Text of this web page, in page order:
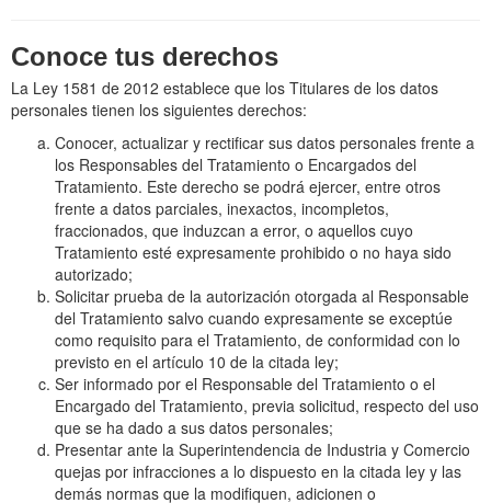
Conoce tus derechos
La Ley 1581 de 2012 establece que los Titulares de los datos
personales tienen los siguientes derechos:
Conocer, actualizar y rectificar sus datos personales frente a
los Responsables del Tratamiento o Encargados del
Tratamiento. Este derecho se podrá ejercer, entre otros
frente a datos parciales, inexactos, incompletos,
fraccionados, que induzcan a error, o aquellos cuyo
Tratamiento esté expresamente prohibido o no haya sido
autorizado;
Solicitar prueba de la autorización otorgada al Responsable
del Tratamiento salvo cuando expresamente se exceptúe
como requisito para el Tratamiento, de conformidad con lo
previsto en el artículo 10 de la citada ley;
Ser informado por el Responsable del Tratamiento o el
Encargado del Tratamiento, previa solicitud, respecto del uso
que se ha dado a sus datos personales;
Presentar ante la Superintendencia de Industria y Comercio
quejas por infracciones a lo dispuesto en la citada ley y las
demás normas que la modifiquen, adicionen o